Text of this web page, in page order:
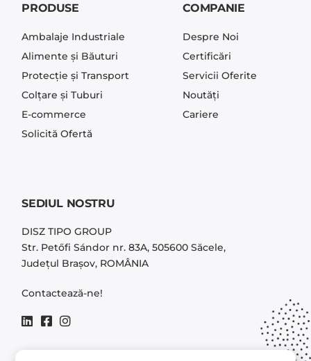
PRODUSE
Ambalaje Industriale
Alimente și Băuturi
Protecție și Transport
Colțare și Tuburi
E-commerce
Solicită Ofertă
COMPANIE
Despre Noi
Certificări
Servicii Oferite
Noutăți
Cariere
SEDIUL NOSTRU
DISZ TIPO GROUP
Str. Petőfi Sándor nr. 83A, 505600 Săcele,
Județul Brașov, ROMÂNIA
Contactează-ne!